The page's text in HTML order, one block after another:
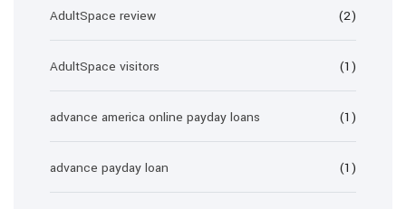
AdultSpace review (2)
AdultSpace visitors (1)
advance america online payday loans (1)
advance payday loan (1)